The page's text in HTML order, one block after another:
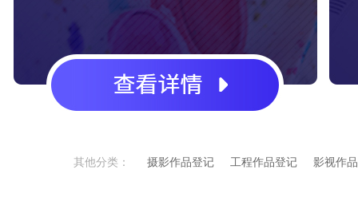
其他分类： 摄影作品登记 工程作品登记 影视作